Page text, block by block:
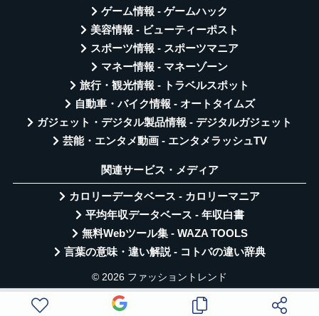
ゲーム情報 - ゲームハック
美容情報 - ビューティーポスト
スポーツ情報 - スポーツマニア
マネー情報 - マネーゾーン
旅行・観光情報 - トラベルスポット
自動車・バイク情報 - オートタイムズ
ガジェット・デジタル製品情報 - デジタルガジェット
芸能・エンタメ動画 - エンタメラッシュTV
関連サービス・メディア
カロリーデータベース - カロリーマニア
平均年収データベース - 年収白書
無料Webツール集 - WAZA TOOLS
言葉の意味・違い解説 - コトバの違い辞典
© 2026 ファッショントレンド